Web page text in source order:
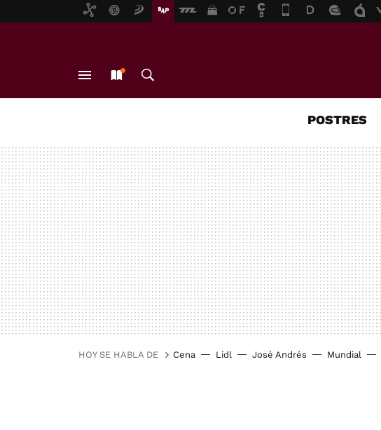
POSTRES
HOY SE HABLA DE Cena Lidl José Andrés Mundial